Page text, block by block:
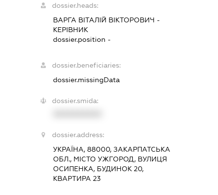
dossier.heads:
ВАРГА ВІТАЛІЙ ВІКТОРОВИЧ -
КЕРІВНИК
dossier.position -
dossier.beneficiaries:
dossier.missingData
dossier.smida:
dossier.address:
УКРАЇНА, 88000, ЗАКАРПАТСЬКА
ОБЛ., МІСТО УЖГОРОД, ВУЛИЦЯ
ОСИПЕНКА, БУДИНОК 20,
КВАРТИРА 23